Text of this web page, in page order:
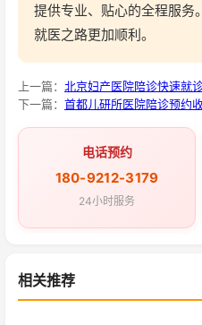
提供专业、贴心的全程服务
就医之路更加顺利。
上一篇： 北京妇产医院陪诊快速就
下一篇： 首都儿研所医院陪诊预约
电话预约
180-9212-3179
24小时服务
相关推荐